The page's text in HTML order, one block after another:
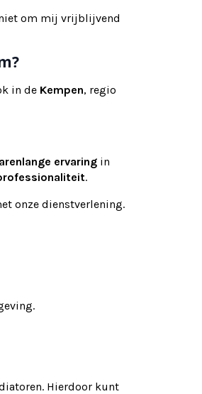
om mij vrijblijvend
in de Kempen, regio
ervaring in
.
onze dienstverlening.
Hierdoor kunt